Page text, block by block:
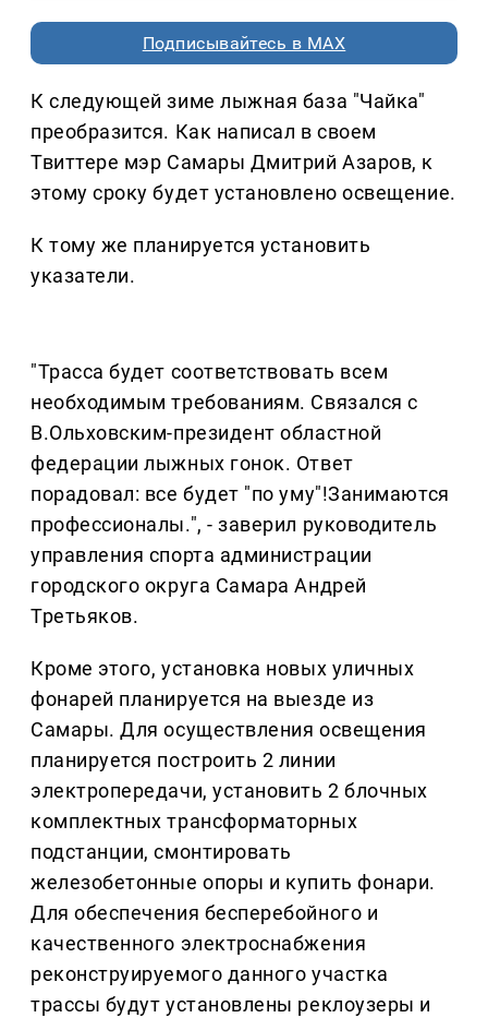
Подписывайтесь в MAX
К следующей зиме лыжная база "Чайка"
преобразится. Как написал в своем
Твиттере мэр Самары Дмитрий Азаров, к
этому сроку будет установлено освещение.
К тому же планируется установить
указатели.
"Трасса будет соответствовать всем
необходимым требованиям. Связался с
В.Ольховским-президент областной
федерации лыжных гонок. Ответ
порадовал: все будет "по уму"!Занимаются
профессионалы.", - заверил руководитель
управления спорта администрации
городского округа Самара Андрей
Третьяков.
Кроме этого, установка новых уличных
фонарей планируется на выезде из
Самары. Для осуществления освещения
планируется построить 2 линии
электропередачи, установить 2 блочных
комплектных трансформаторных
подстанции, смонтировать
железобетонные опоры и купить фонари.
Для обеспечения бесперебойного и
качественного электроснабжения
реконструируемого данного участка
трассы будут установлены реклоузеры и